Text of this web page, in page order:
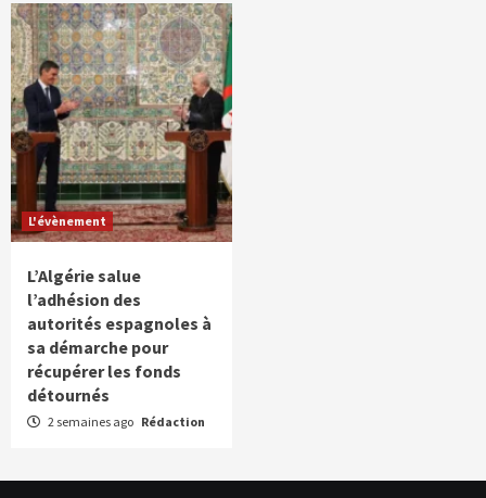
L'évènement
L’Algérie salue
l’adhésion des
autorités espagnoles à
sa démarche pour
récupérer les fonds
détournés
2 semaines ago Rédaction